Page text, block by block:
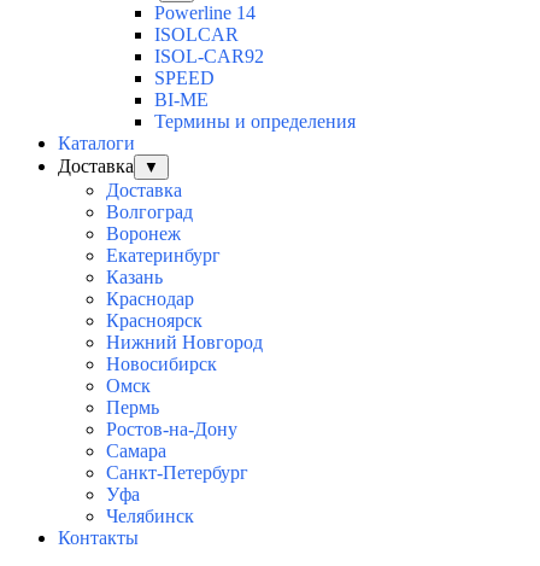
Powerline 14
ISOLCAR
ISOL-CAR92
SPEED
BI-ME
Термины и определения
Каталоги
Доставка
▼
Доставка
Волгоград
Воронеж
Екатеринбург
Казань
Краснодар
Красноярск
Нижний Новгород
Новосибирск
Омск
Пермь
Ростов-на-Дону
Самара
Санкт-Петербург
Уфа
Челябинск
Контакты